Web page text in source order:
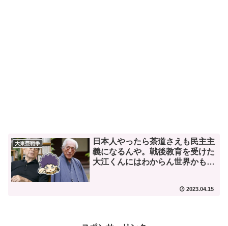
大東亜戦争
日本人やったら茶道さえも民主主
義になるんや。戦後教育を受けた
大江くんにはわからん世界かも
2023.04.15